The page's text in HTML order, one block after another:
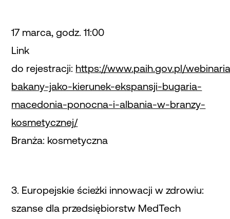
17 marca, godz. 11:00
Link
do rejestracji: https://www.paih.gov.pl/
bakany-jako-kierunek-ekspansji-bugaria-
macedonia-ponocna-i-albania-w-branzy-
kosmetycznej/
Branża: kosmetyczna
3. Europejskie ścieżki innowacji w zdrowiu:
szanse dla przedsiębiorstw MedTech